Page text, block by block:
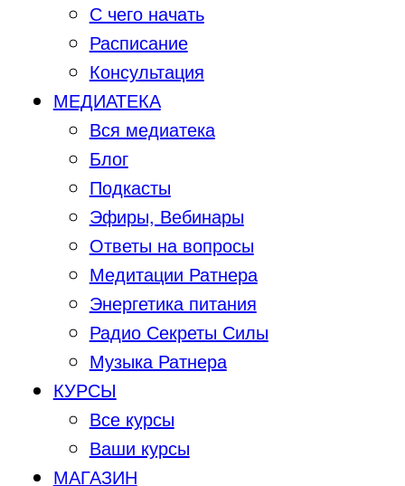
С чего начать
Расписание
Консультация
МЕДИАТЕКА
Вся медиатека
Блог
Подкасты
Эфиры, Вебинары
Ответы на вопросы
Медитации Ратнера
Энергетика питания
Радио Секреты Силы
Музыка Ратнера
КУРСЫ
Все курсы
Ваши курсы
МАГАЗИН